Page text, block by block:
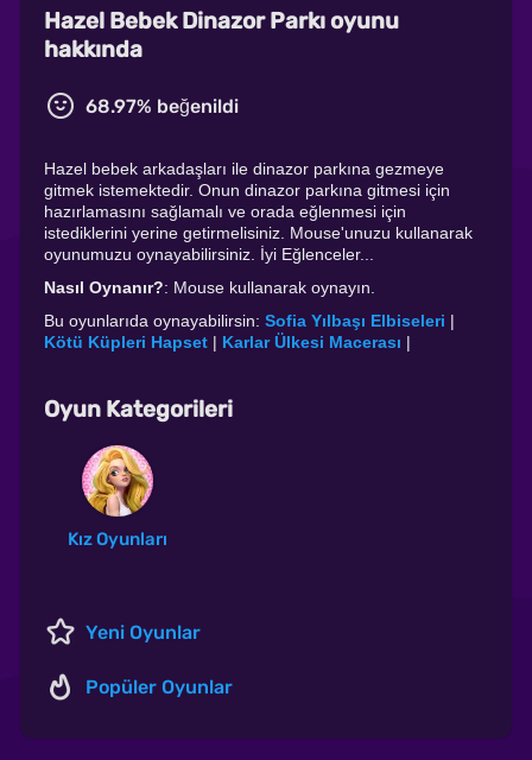
Hazel Bebek Dinazor Parkı oyunu
hakkında
68.97% beğenildi
Hazel bebek arkadaşları ile dinazor parkına gezmeye
gitmek istemektedir. Onun dinazor parkına gitmesi için
hazırlamasını sağlamalı ve orada eğlenmesi için
istediklerini yerine getirmelisiniz. Mouse'unuzu kullanarak
oyunumuzu oynayabilirsiniz. İyi Eğlenceler...
Nasıl Oynanır?: Mouse kullanarak oynayın.
Bu oyunlarıda oynayabilirsin: Sofia Yılbaşı Elbiseleri |
Kötü Küpleri Hapset | Karlar Ülkesi Macerası |
Oyun Kategorileri
Kız Oyunları
Yeni Oyunlar
Popüler Oyunlar